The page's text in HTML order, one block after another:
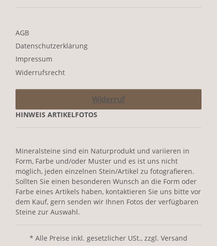
AGB
Datenschutzerklärung
Impressum
Widerrufsrecht
Widerruf
HINWEIS ARTIKELFOTOS
Mineralsteine sind ein Naturprodukt und variieren in
Form, Farbe und/oder Muster und es ist uns nicht
möglich, jeden einzelnen Stein/Artikel zu fotografieren.
Sollten Sie einen besonderen Wunsch an die Form oder
Farbe eines Artikels haben, kontaktieren Sie uns bitte vor
dem Kauf, gern senden wir Ihnen Fotos der verfügbaren
Steine zur Auswahl.
* Alle Preise inkl. gesetzlicher USt., zzgl. Versand